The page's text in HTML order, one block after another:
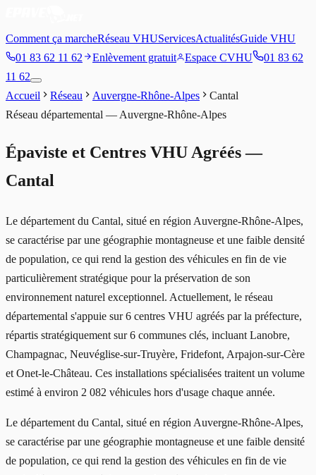
Comment ça marcheRéseau VHUServicesActualitésGuide VHU
01 83 62 11 62
Enlèvement gratuit Espace CVHU
01 83 62
11 62
Accueil
Réseau Auvergne-Rhône-Alpes
Cantal
Réseau départemental — Auvergne-Rhône-Alpes
Épaviste et Centres VHU Agréés —
Cantal
Le département du Cantal, situé en région Auvergne-Rhône-Alpes,
se caractérise par une géographie montagneuse et une faible densité
de population, ce qui rend la gestion des véhicules en fin de vie
particulièrement stratégique pour la préservation de son
environnement naturel exceptionnel. Actuellement, le réseau
départemental s'appuie sur 6 centres VHU agréés par la préfecture,
répartis stratégiquement sur 6 communes clés, incluant Lanobre,
Champagnac, Neuvéglise-sur-Truyère, Fridefont, Arpajon-sur-Cère
et Onet-le-Château. Ces installations spécialisées traitent un volume
estimé à environ 2 082 véhicules hors d'usage chaque année.
Le département du Cantal, situé en région Auvergne-Rhône-Alpes,
se caractérise par une géographie montagneuse et une faible densité
de population, ce qui rend la gestion des véhicules en fin de vie